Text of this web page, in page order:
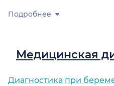
Подробнее
Медицинская
Диагностика при